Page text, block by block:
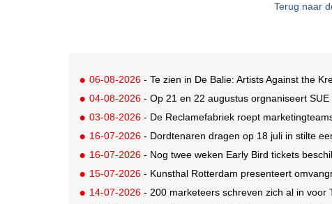
Terug naar
06-08-2026 - Te zien in De Balie: Artists Against the
04-08-2026 - Op 21 en 22 augustus orgnaniseert
03-08-2026 - De Reclamefabriek roept
16-07-2026 - Dordtenaren dragen op 18 juli in stilte
16-07-2026 - Nog twee weken Early Bird tickets
15-07-2026 - Kunsthal Rotterdam presenteert
14-07-2026 - 200 marketeers schreven zich al in voor